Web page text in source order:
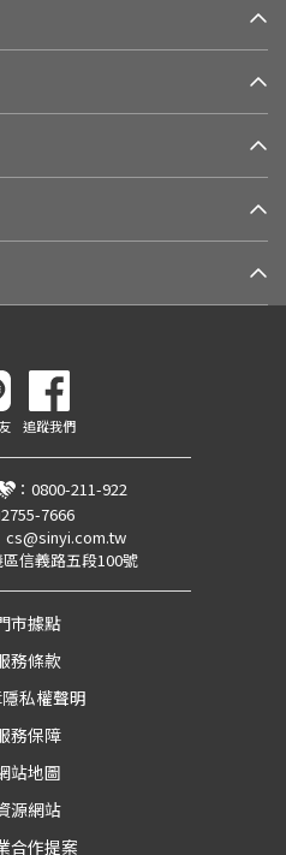
追蹤我們
： 0800-211-922
7666
cs@sinyi.com.tw
信義路五段100號
市據點
務條款
私權聲明
務保障
站地圖
源網站
合作提案